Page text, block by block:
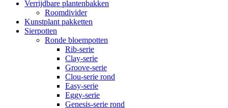
Verrijdbare plantenbakken
Roomdivider
Kunstplant pakketten
Sierpotten
Ronde bloempotten
Rib-serie
Clay-serie
Groove-serie
Clou-serie rond
Easy-serie
Eggy-serie
Genesis-serie rond